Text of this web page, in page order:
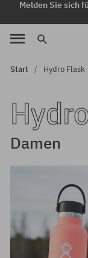
Melden Sie sich
Start Hydro Flask
Damen